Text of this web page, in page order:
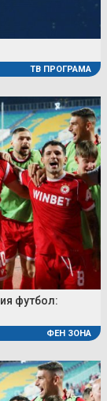
ТВ ПРОГРАМА
футбол:
ФЕН ЗОНА